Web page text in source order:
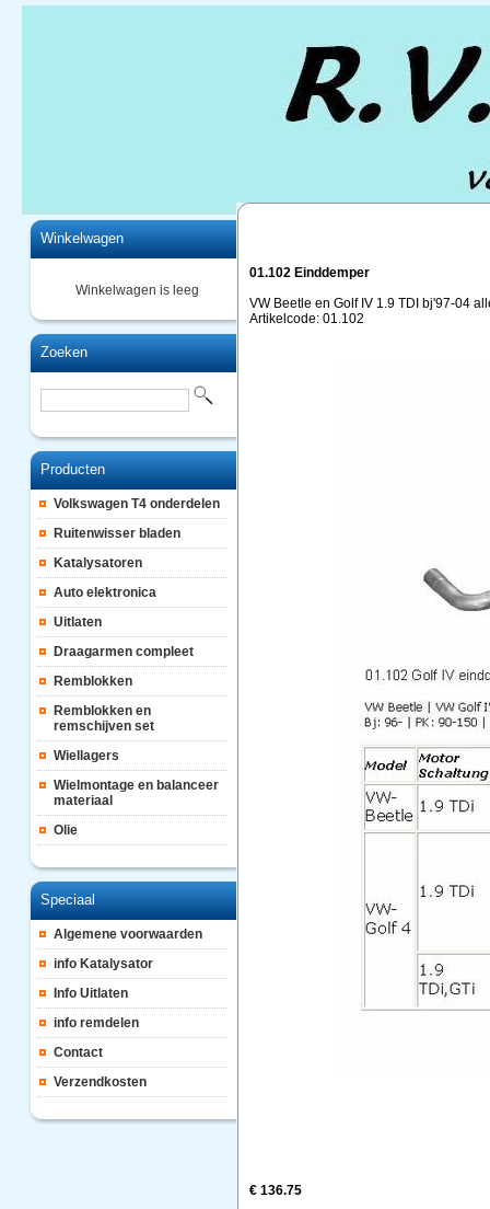
Winkelwagen
Winkelwagen is leeg
Zoeken
Producten
Volkswagen T4 onderdelen
Ruitenwisser bladen
Katalysatoren
Auto elektronica
Uitlaten
Draagarmen compleet
Remblokken
Remblokken en
remschijven set
Wiellagers
Wielmontage en balanceer
materiaal
Olie
Speciaal
Algemene voorwaarden
info Katalysator
Info Uitlaten
info remdelen
Contact
Verzendkosten
01.102 Einddemper
VW Beetle en Golf IV 1.9 TDI bj'97-04
Artikelcode: 01.102
€ 136.75